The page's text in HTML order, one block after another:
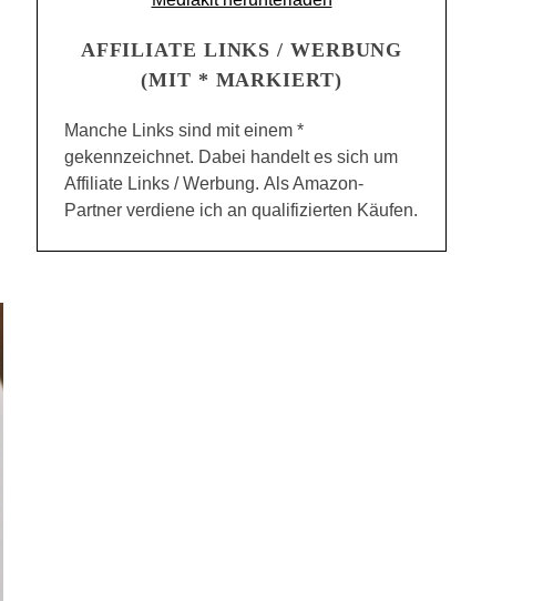
AFFILIATE LINKS / WERBUNG
(MIT * MARKIERT)
Manche Links sind mit einem *
gekennzeichnet. Dabei handelt es sich um
Affiliate Links / Werbung. Als Amazon-
Partner verdiene ich an qualifizierten Käufen.